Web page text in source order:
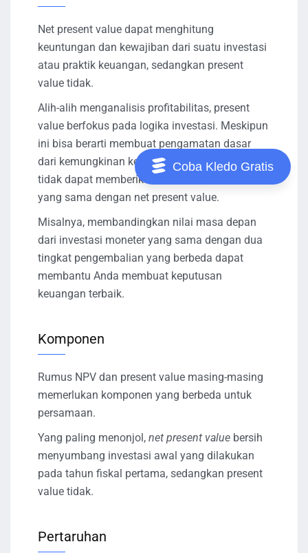
Net present value dapat menghitung
keuntungan dan kewajiban dari suatu investasi
atau praktik keuangan, sedangkan present
value tidak.
Alih-alih menganalisis profitabilitas, present
value berfokus pada logika investasi. Meskipun
ini bisa berarti membuat pengamatan dasar
dari kemungkinan keuntungan, present value
tidak dapat memberikan kedalaman analisis
yang sama dengan net present value.
Misalnya, membandingkan nilai masa depan
dari investasi moneter yang sama dengan dua
tingkat pengembalian yang berbeda dapat
membantu Anda membuat keputusan
keuangan terbaik.
Komponen
Rumus NPV dan present value masing-masing
memerlukan komponen yang berbeda untuk
persamaan.
Yang paling menonjol, net present value bersih
menyumbang investasi awal yang dilakukan
pada tahun fiskal pertama, sedangkan present
value tidak.
Pertaruhan
Coba Kledo Gratis